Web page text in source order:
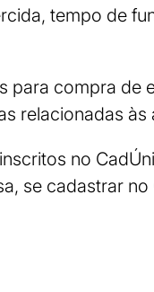
tempo de
para compra de
relacionadas às
no
se cadastrar